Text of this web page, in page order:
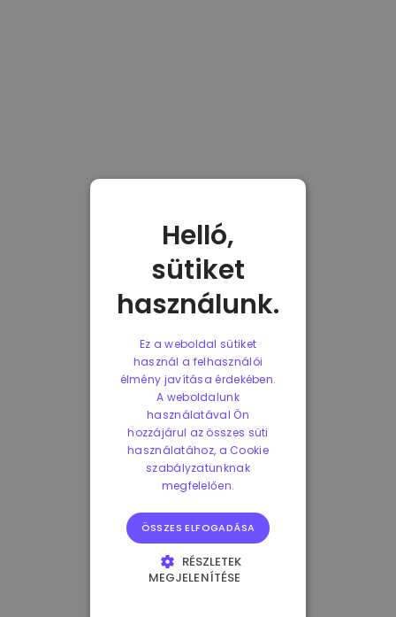
Helló,
sütiket
használunk.
Ez a weboldal sütiket
használ a felhasználói
élmény javítása érdekében.
A weboldalunk
használatával Ön
hozzájárul az összes süti
használatához, a Cookie
szabályzatunknak
megfelelően.
ÖSSZES ELFOGADÁSA
RÉSZLETEK
MEGJELENÍTÉSE